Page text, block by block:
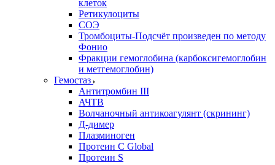
клеток
Ретикулоциты
СОЭ
Тромбоциты-Подсчёт произведен по методу
Фонио
Фракции гемоглобина (карбоксигемоглобин
и метгемоглобин)
Гемостаз
Антитромбин III
АЧТВ
Волчаночный антикоагулянт (скрининг)
Д-димер
Плазминоген
Протеин C Global
Протеин S